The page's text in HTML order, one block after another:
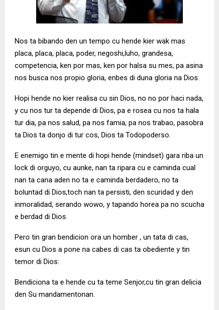
Nos ta bibando den un tempo cu hende kier wak mas
placa, placa, placa, poder, negoshi,luho, grandesa,
competencia, ken por mas, ken por halsa su mes, pa asina
nos busca nos propio gloria, enbes di duna gloria na Dios.
Hopi hende no kier realisa cu sin Dios, no no por haci nada,
y cu nos tur ta depende di Dios, pa e rosea cu nos ta hala
tur dia, pa nos salud, pa nos famia, pa nos trabao, pasobra
ta Dios ta donjo di tur cos, Dios ta Todopoderso.
E enemigo tin e mente di hopi hende (mindset) gara riba un
lock di orguyo, cu aunke, nan ta ripara cu e caminda cual
nan ta cana aden no ta e caminda berdadero, no ta
boluntad di Dios,toch nan ta persisti, den scuridad y den
inmoralidad, serando wowo, y tapando horea pa no scucha
e berdad di Dios.
Pero tin gran bendicion ora un homber , un tata di cas,
esun cu Dios a pone na cabes di cas ta obediente y tin
temor di Dios:
Bendiciona ta e hende cu ta teme Senjor,cu tin gran delicia
den Su mandamentonan.